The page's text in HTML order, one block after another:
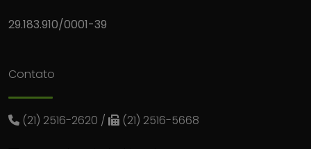
29.183.910/0001-39
Contato
(21) 2516-2620 / (21) 2516-5668